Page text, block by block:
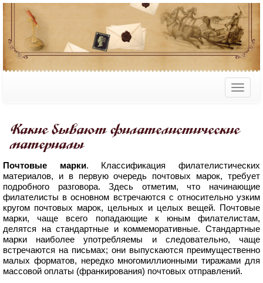
Какие бывают филателистические
материалы
Почтовые марки. Классификация филателистических
материалов, и в первую очередь почтовых марок, требует
подробного разговора. Здесь отметим, что начинающие
филателисты в основном встречаются с относительно узким
кругом почтовых марок, цельных и целых вещей. Почтовые
марки, чаще всего попадающие к юным филателистам,
делятся на стандартные и коммеморативные. Стандартные
марки наиболее употребляемы и следовательно, чаще
встречаются на письмах; они выпускаются преимущественно
малых форматов, нередко многомиллионными тиражами для
массовой оплаты (франкирования) почтовых отправлений.